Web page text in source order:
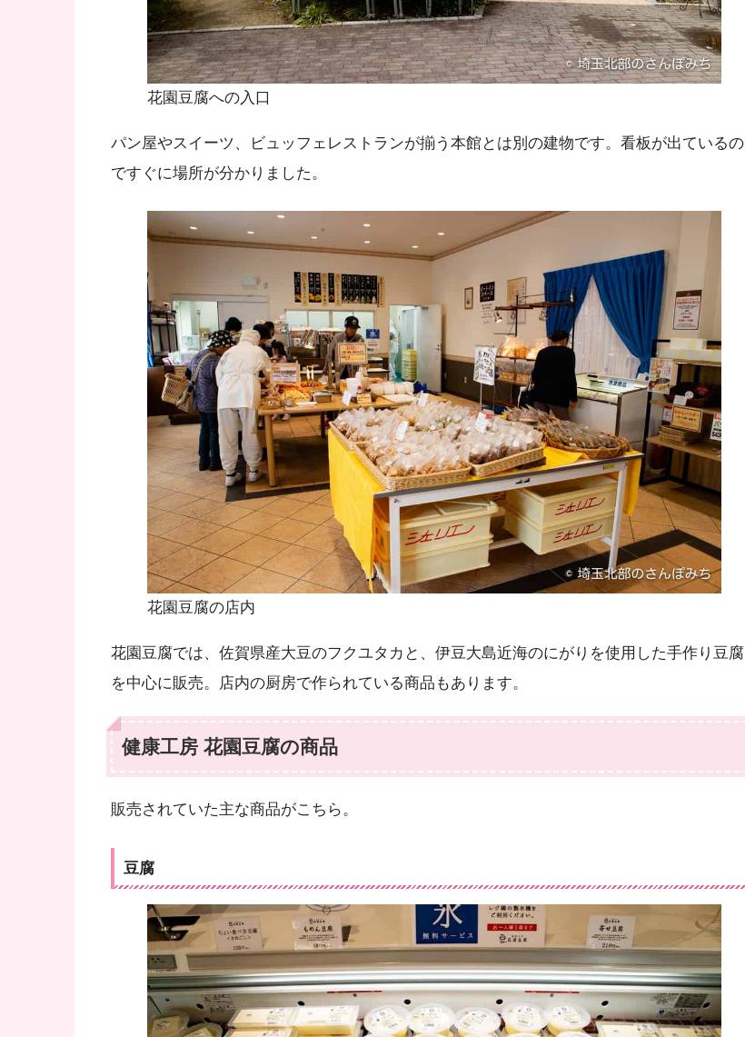
花園豆腐への入口
パン屋やスイーツ、ビュッフェレストランが揃う本館とは別の建物です。看板が出ているの
ですぐに場所が分かりました。
花園豆腐の店内
花園豆腐では、佐賀県産大豆のフクユタカと、伊豆大島近海のにがりを使用した手作り豆腐
を中心に販売。店内の厨房で作られている商品もあります。
健康工房 花園豆腐の商品
販売されていた主な商品がこちら。
豆腐